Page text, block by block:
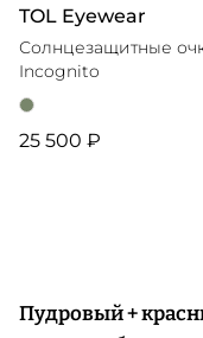
TOL Eyewear
Солнцезащитные
Incognito
25 500 ₽
Пудровый +